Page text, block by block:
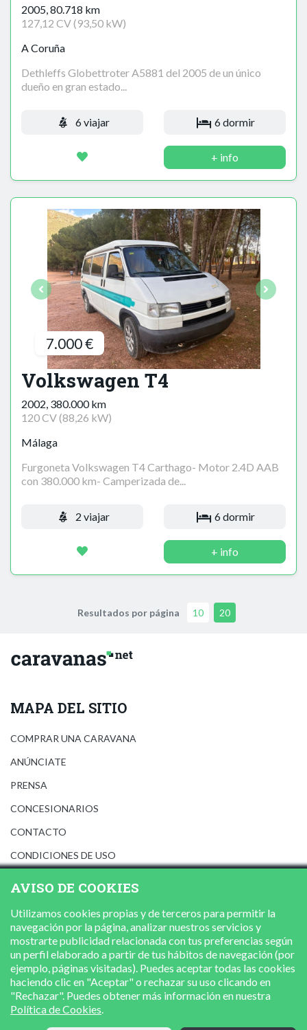
2005, 80.718 km
127,12 CV (93,50 kW)
A Coruña
Dethleffs Globettroter A5881 del 2005 de un único
dueño en gran estado...
6 viajar 6 dormir
+ info
7.000 €
Volkswagen T4
2002, 380.000 km
120 CV (88,26 kW)
Málaga
Furgoneta Volkswagen T4 Carthago- Motor 2.4D AAB
con 380.000 km- Camperizada de...
2 viajar 6 dormir
+ info
Resultados por página 10 20
MAPA DEL SITIO
COMPRAR UNA CARAVANA
ANÚNCIATE
PRENSA
CONCESIONARIOS
CONTACTO
CONDICIONES DE USO
POLÍTICA DE COOKIES
AVISO DE COOKIES
Utilizamos cookies propias y de terceros para permitir la
navegación por la página, analizar nuestros servicios y
mostrarte publicidad relacionada con tus preferencias según
un perfil elaborado a partir de tus hábitos de navegación (por
ejemplo, páginas visitadas). Puedes aceptar todas las cookies
haciendo clic en "Aceptar" o rechazar su uso clicando en
"Rechazar". Puedes obtener más información en nuestra
Política de Cookies.